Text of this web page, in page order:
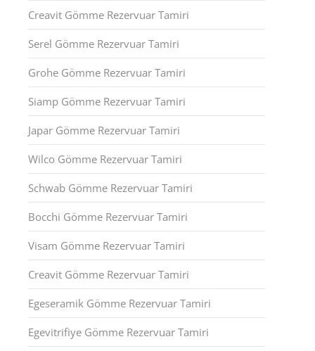
Creavit Gömme Rezervuar Tamiri
Serel Gömme Rezervuar Tamiri
Grohe Gömme Rezervuar Tamiri
Siamp Gömme Rezervuar Tamiri
Japar Gömme Rezervuar Tamiri
Wilco Gömme Rezervuar Tamiri
Schwab Gömme Rezervuar Tamiri
Bocchi Gömme Rezervuar Tamiri
Visam Gömme Rezervuar Tamiri
Creavit Gömme Rezervuar Tamiri
Egeseramik Gömme Rezervuar Tamiri
Egevitrifiye Gömme Rezervuar Tamiri